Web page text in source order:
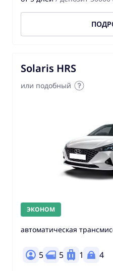
Solaris HRS
или подобный
ЭКОНОМ
автоматическая
5 5 1 4